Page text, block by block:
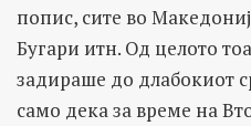
попис, сите во
Бугари итн. Од целото
задираше до длабокиот
само дека за време на